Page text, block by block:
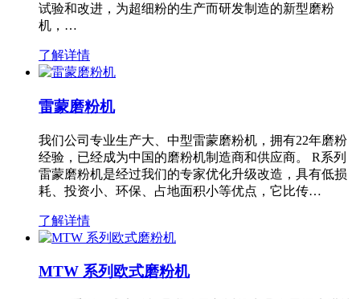
试验和改进，为超细粉的生产而研发制造的新型磨粉
机，…
了解详情
雷蒙磨粉机
我们公司专业生产大、中型雷蒙磨粉机，拥有22年磨粉
经验，已经成为中国的磨粉机制造商和供应商。 R系列
雷蒙磨粉机是经过我们的专家优化升级改造，具有低损
耗、投资小、环保、占地面积小等优点，它比传…
了解详情
MTW 系列欧式磨粉机